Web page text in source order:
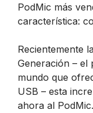
PodMic más
característica:
Recientemente
Generación – el
mundo que
USB – esta
ahora al